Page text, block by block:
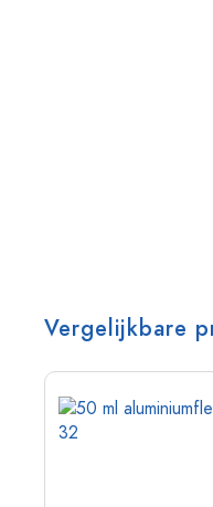
Vergelijkbare